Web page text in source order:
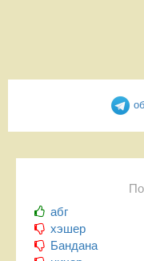
абг
хэшер
Бандана